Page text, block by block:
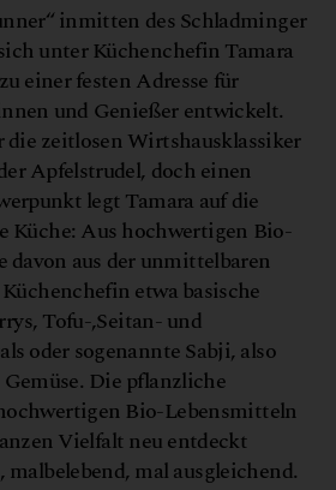
inmitten des Schladminger
unter Küchenchefin Tamara
einer festen Adresse für
und Genießer entwickelt.
die zeitlosen Wirtshausklassiker
Apfelstrudel, doch einen
legt Tamara auf die
Küche: Aus hochwertigen Bio-
davon aus der unmittelbaren
etwa basische
Tofu-,Seitan- und
oder sogenannte Sabji, also
Die pflanzliche
Bio-Lebensmitteln
Vielfalt neu entdeckt
malbelebend, mal ausgleichend.